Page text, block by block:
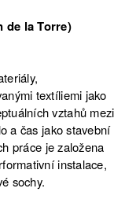
de la Torre)
textíliemi jako
vztahů mezi
a čas jako stavební
práce je založena
instalace,
sochy.